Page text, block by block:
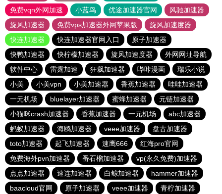
免费vqn外网加速
小蓝鸟 优途加速器官网
风驰加速器
旋风加速器
免费vps加速器外网苹果版
旋风加速度器
快连加速器
快连加速器官网入口
原子加速器
快鸭加速器
快柠檬加速器 旋风加速度器
外网网址导航
软件中心
雷霆加速 狂飙加速器 哔咔漫画
瑞乐小说
小美
小美vpn 小美加速器 香蕉加速器
哇哇加速器
一元机场
bluelayer加速器 蜜蜂加速器
元链加速器
小猫咪crash加速器
香蕉加速器 一元机场
abc加速器
蚂蚁加速器
海鸥加速器 veee加速器
盘古加速器
toto加速器
起飞加速器 速鹰666
红海pro官网
免费海外pvn加速器
番石榴加速器
vp(永久免费)加速器
点点加速器
速连加速器 白鲸加速器
hammer加速器
baacloud官网
原子加速器 veee加速器 青柠加速器